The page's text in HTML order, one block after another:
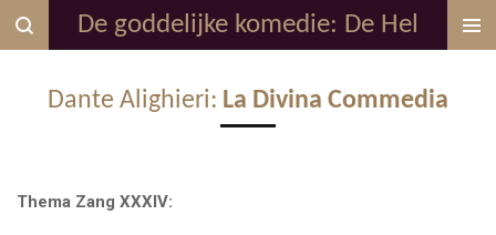
Ga
direct
De goddelijke komedie: De Hel
Dante Alighieri: La Divina Commedia
Thema Zang XXXIV: